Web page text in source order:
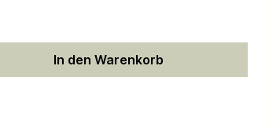
In den Warenkorb